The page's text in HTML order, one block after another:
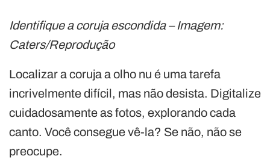
Identifique a coruja escondida – Imagem:
Caters/Reprodução
Localizar a coruja a olho nu é uma tarefa
incrivelmente difícil, mas não desista. Digitalize
cuidadosamente as fotos, explorando cada
canto. Você consegue vê-la? Se não, não se
preocupe.